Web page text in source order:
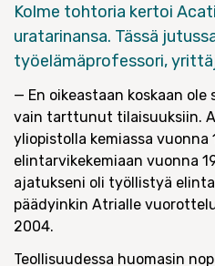
Kolme tohtoria kertoi
uratarinansa. Tässä
työelämäprofessori,
— En oikeastaan koskaan
vain tarttunut tilaisuuksiin.
yliopistolla kemiassa vuonna
elintarvikekemiaan vuonna
ajatukseni oli työllistyä
päädyinkin Atrialle
2004.
Teollisuudessa huomasin